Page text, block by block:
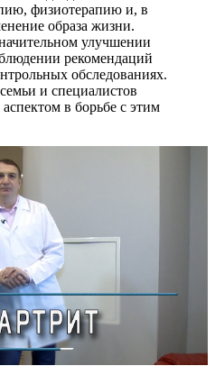
физиотерапию и, в
образа жизни.
улучшении
рекомендаций
обследованиях.
и специалистов
в борьбе с этим